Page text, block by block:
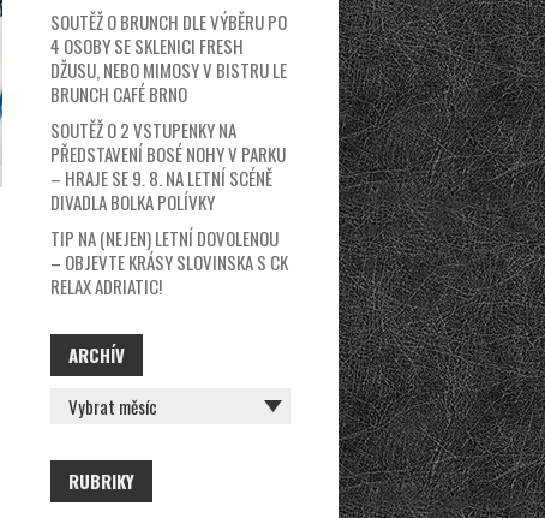
SOUTĚŽ O BRUNCH DLE VÝBĚRU PO
4 OSOBY SE SKLENICI FRESH
DŽUSU, NEBO MIMOSY V BISTRU LE
BRUNCH CAFÉ BRNO
SOUTĚŽ O 2 VSTUPENKY NA
PŘEDSTAVENÍ BOSÉ NOHY V PARKU
– HRAJE SE 9. 8. NA LETNÍ SCÉNĚ
DIVADLA BOLKA POLÍVKY
TIP NA (NEJEN) LETNÍ DOVOLENOU
– OBJEVTE KRÁSY SLOVINSKA S CK
RELAX ADRIATIC!
ARCHÍV
ARCHÍV
RUBRIKY